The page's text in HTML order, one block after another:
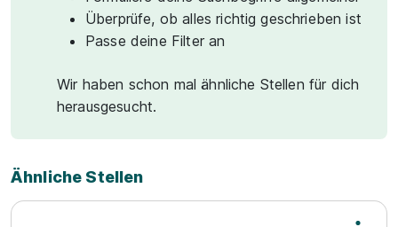
Überprüfe, ob alles richtig geschrieben ist
Passe deine Filter an
Wir haben schon mal ähnliche Stellen für dich
herausgesucht.
Ähnliche Stellen